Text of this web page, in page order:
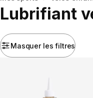
Lubrifiant
Masquer les filtres